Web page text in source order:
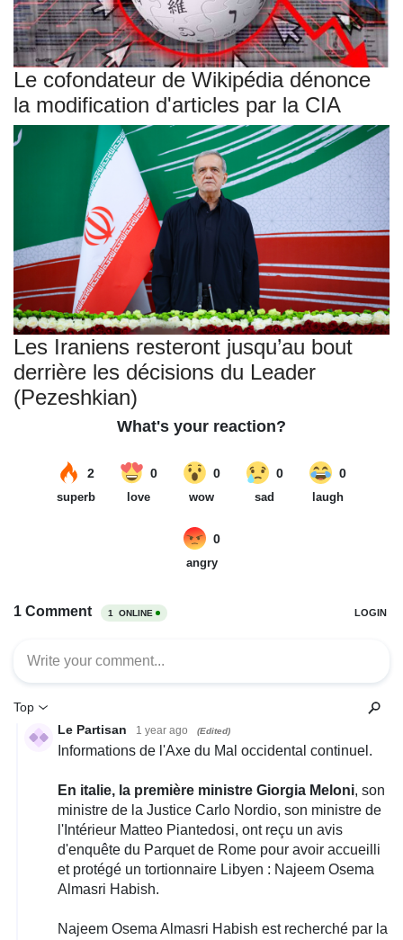
Le cofondateur de Wikipédia dénonce
la modification d'articles par la CIA
Les Iraniens resteront jusqu’au bout
derrière les décisions du Leader
(Pezeshkian)